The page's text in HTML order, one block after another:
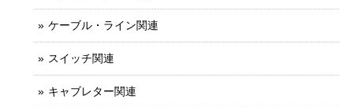
ケーブル・ライン関連
スイッチ関連
キャブレター関連